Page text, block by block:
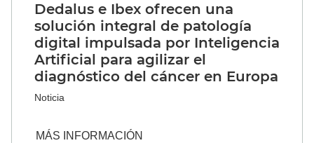
Dedalus e Ibex ofrecen una
solución integral de patología
digital impulsada por Inteligencia
Artificial para agilizar el
diagnóstico del cáncer en Europa
Noticia
MÁS INFORMACIÓN